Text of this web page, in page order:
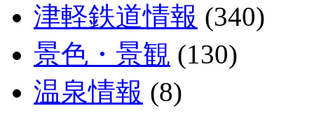
津軽鉄道情報 (340)
景色・景観 (130)
温泉情報 (8)